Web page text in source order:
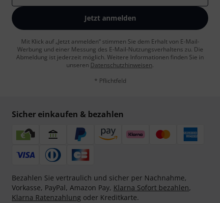
Jetzt anmelden
Mit Klick auf „Jetzt anmelden“ stimmen Sie dem Erhalt von E-Mail-
Werbung und einer Messung des E-Mail-Nutzungsverhaltens zu. Die
Abmeldung ist jederzeit möglich. Weitere Informationen finden Sie in
unseren Datenschutzhinweisen.
* Pflichtfeld
Sicher einkaufen & bezahlen
Bezahlen Sie vertraulich und sicher per Nachnahme,
Vorkasse, PayPal, Amazon Pay, Klarna Sofort bezahlen,
Klarna Ratenzahlung oder Kreditkarte.